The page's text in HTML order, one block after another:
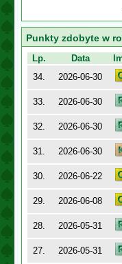
Punkty zdobyte w
Lp. Data
34.
2026-06-30
33.
2026-06-30
32.
2026-06-30
31.
2026-06-30
30.
2026-06-22
29.
2026-06-08
28.
2026-05-31
27.
2026-05-31